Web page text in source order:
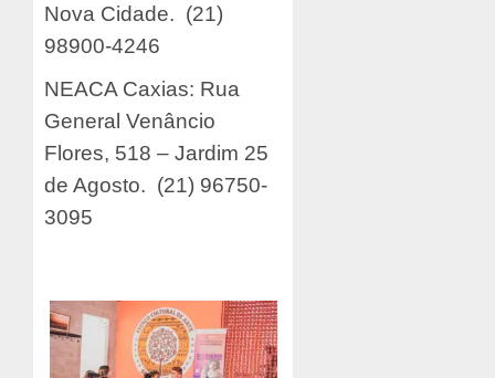
Nova Cidade. (21)
98900-4246
NEACA Caxias: Rua
General Venâncio
Flores, 518 – Jardim 25
de Agosto. (21) 96750-
3095